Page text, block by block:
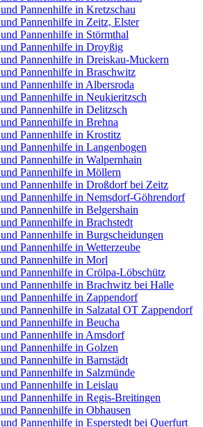
Pannenhilfe in Kretzschau
Pannenhilfe in Zeitz, Elster
Pannenhilfe in Störmthal
Pannenhilfe in Droyßig
Pannenhilfe in Dreiskau-Muckern
Pannenhilfe in Braschwitz
Pannenhilfe in Albersroda
Pannenhilfe in Neukieritzsch
Pannenhilfe in Delitzsch
Pannenhilfe in Brehna
Pannenhilfe in Krostitz
Pannenhilfe in Langenbogen
Pannenhilfe in Walpernhain
Pannenhilfe in Möllern
Pannenhilfe in Droßdorf bei Zeitz
Pannenhilfe in Nemsdorf-Göhrendorf
Pannenhilfe in Belgershain
Pannenhilfe in Brachstedt
Pannenhilfe in Burgscheidungen
Pannenhilfe in Wetterzeube
Pannenhilfe in Morl
Pannenhilfe in Crölpa-Löbschütz
Pannenhilfe in Brachwitz bei Halle
Pannenhilfe in Zappendorf
Pannenhilfe in Salzatal OT Zappendorf
Pannenhilfe in Beucha
Pannenhilfe in Amsdorf
Pannenhilfe in Golzen
Pannenhilfe in Barnstädt
Pannenhilfe in Salzmünde
Pannenhilfe in Leislau
Pannenhilfe in Regis-Breitingen
Pannenhilfe in Obhausen
Pannenhilfe in Esperstedt bei Querfurt